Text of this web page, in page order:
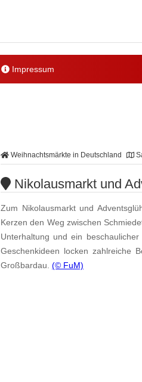
Impressum
Weihnachtsmärkte in Deutschland
Nikolausmarkt und
Zum Nikolausmarkt und
Kerzen den Weg zwischen
Unterhaltung und ein
Geschenkideen locken zahlreiche
Großbardau. (© FuM)